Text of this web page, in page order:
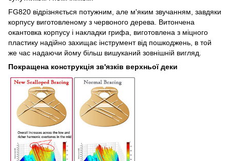
FG820 відрізняється потужним, але м'яким звучанням, завдяки
корпусу виготовленому з червоного дерева. Витончена
окантовка корпусу і накладки грифа, виготовлена ​​з міцного
пластику надійно захищає інструмент від пошкоджень, в той
же час надаючи йому більш вишуканий зовнішній вигляд.
Покращена конструкція зв'язків верхньої деки